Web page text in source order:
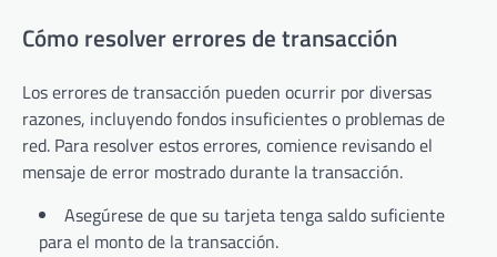
Cómo resolver errores de transacción
Los errores de transacción pueden ocurrir por diversas
razones, incluyendo fondos insuficientes o problemas de
red. Para resolver estos errores, comience revisando el
mensaje de error mostrado durante la transacción.
Asegúrese de que su tarjeta tenga saldo suficiente
para el monto de la transacción.